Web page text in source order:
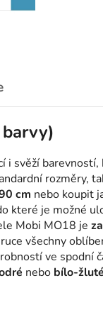
svěží
rozměry,
cm nebo koupit
které je možné
Mobi MO18 je
všechny
ve spodní
nebo bílo-